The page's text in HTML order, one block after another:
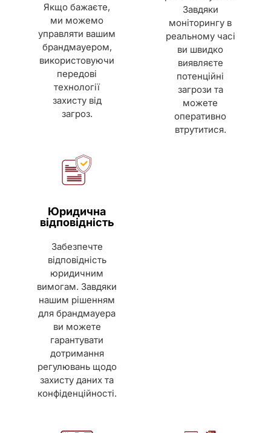
Якщо бажаєте,
ми можемо
управляти вашим
брандмауером,
використовуючи
передові
технології
захисту від
загроз.
Завдяки
моніторингу в
реальному часі
ви швидко
виявляєте
потенційні
загрози та
можете
оперативно
втрутитися.
Юридична
відповідність
Забезпечте
відповідність
юридичним
вимогам. Завдяки
нашим рішенням
для брандмауера
ви можете
гарантувати
дотримання
регулювань щодо
захисту даних та
конфіденційності.